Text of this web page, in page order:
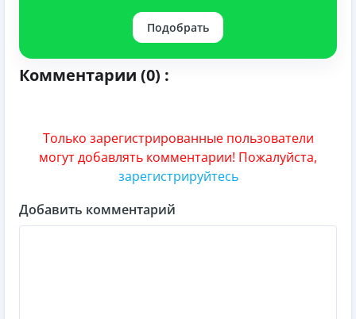
Подобрать
Комментарии (0) :
Только зарегистрированные пользователи
могут добавлять комментарии! Пожалуйста,
зарегистрируйтесь
Добавить комментарий